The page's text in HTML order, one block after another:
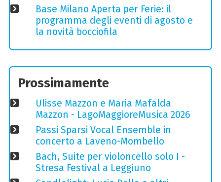
Base Milano Aperta per Ferie: il
programma degli eventi di agosto e
la novità bocciofila
Prossimamente
Ulisse Mazzon e Maria Mafalda
Mazzon - LagoMaggioreMusica 2026
Passi Sparsi Vocal Ensemble in
concerto a Laveno-Mombello
Bach, Suite per violoncello solo I -
Stresa Festival a Leggiuno